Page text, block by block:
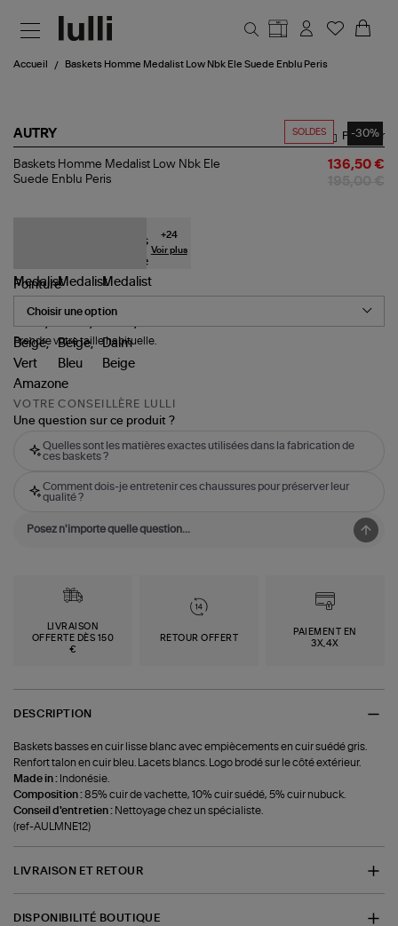
Accueil Baskets Homme Medalist Low Nbk Ele Suede Enblu Peris
SOLDES -30%
AUTRY
Baskets
Homme
Peris
Partager
Baskets Homme Medalist Low Nbk Ele
Suede Enblu Peris
136,50 €
+24
Voir plus
Pointure
Prendre votre taille habituelle.
VOTRE CONSEILLÈRE LULLI
Une question sur ce produit ?
Quelles sont les matières exactes utilisées dans la fabrication de
ces baskets ?
Comment dois-je entretenir ces chaussures pour préserver leur
qualité ?
LIVRAISON
OFFERTE DÈS 150
€
RETOUR OFFERT
PAIEMENT EN
3X,4X
DESCRIPTION
Baskets basses en cuir lisse blanc avec empiècements en cuir suédé gris.
Renfort talon en cuir bleu. Lacets blancs. Logo brodé sur le côté extérieur.
Made in : Indonésie.
Composition :85% cuir de vachette, 10% cuir suédé, 5% cuir nubuck.
Conseil d'entretien : Nettoyage chez un spécialiste.
(ref-AULMNE12)
LIVRAISON ET RETOUR
DISPONIBILITÉ BOUTIQUE